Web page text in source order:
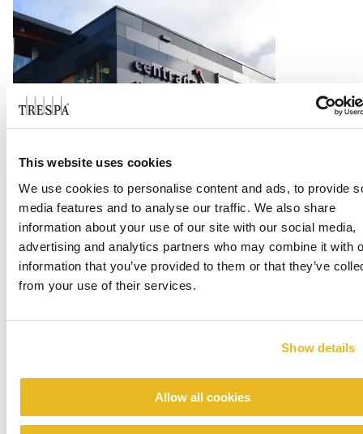
This website uses cookies
We use cookies to personalise content and ads, to provide
media features and to analyse our traffic. We also share
information about your use of our site with our social media,
advertising and analytics partners who may combine it with
information that you’ve provided to them or that they’ve
from your use of their services.
Show details
Allow all cookies
Office Centrada
Lue lisää
Renovation emergency shelter Stein